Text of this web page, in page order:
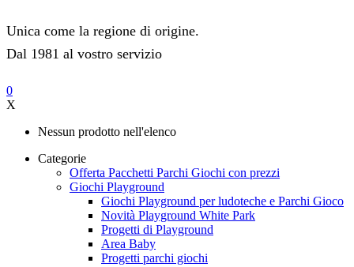
Unica come la regione di origine.
Dal 1981 al vostro servizio
0
X
Nessun prodotto nell'elenco
Categorie
Offerta Pacchetti Parchi Giochi con prezzi
Giochi Playground
Giochi Playground per ludoteche e Parchi Gioco
Novità Playground White Park
Progetti di Playground
Area Baby
Progetti parchi giochi